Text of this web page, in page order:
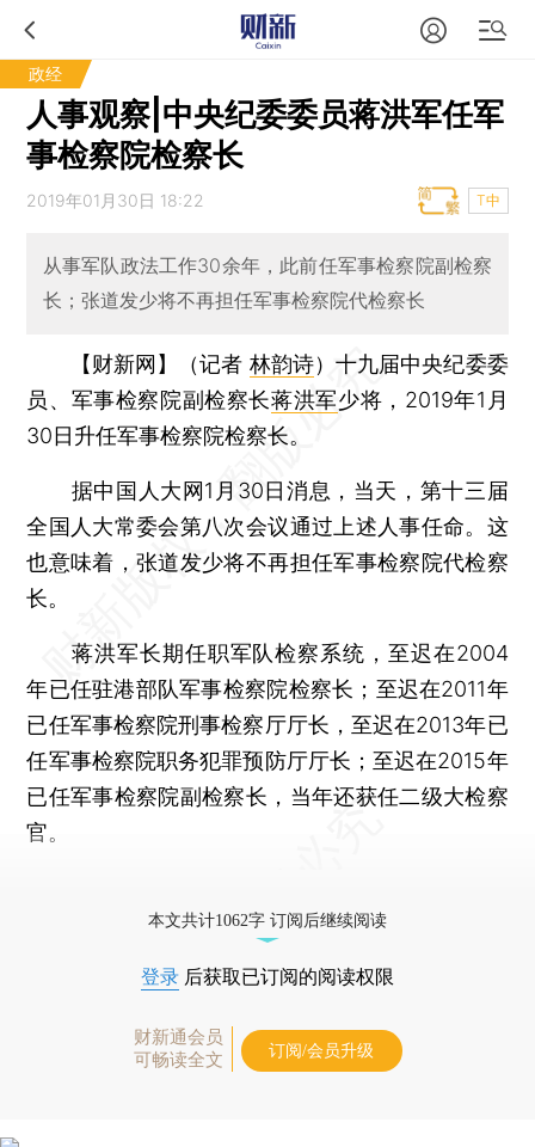
政经
人事观察|中央纪委委员蒋洪军任军
事检察院检察长
2019年01月30日 18:22 T中
从事军队政法工作30余年，此前任军事检察院副检察
长；张道发少将不再担任军事检察院代检察长
【财新网】（记者 林韵诗） 十九届中央纪委委
员、军事检察院副检察长蒋洪军少将，2019年1月
30日升任军事检察院检察长。
据中国人大网1月30日消息，当天，第十三届
全国人大常委会第八次会议通过上述人事任命。这
也意味着，张道发少将不再担任军事检察院代检察
长。
蒋洪军长期任职军队检察系统，至迟在2004
年已任驻港部队军事检察院检察长；至迟在2011年
已任军事检察院刑事检察厅厅长，至迟在2013年已
任军事检察院职务犯罪预防厅厅长；至迟在2015年
已任军事检察院副检察长，当年还获任二级大检察
官。
本文共计1062字 订阅后继续阅读
登录 后获取已订阅的阅读权限
财新通会员
可畅读全文
订阅/会员升级